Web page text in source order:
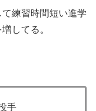
て練習時間短い進学
してる。
手